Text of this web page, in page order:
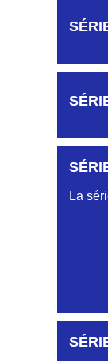
La